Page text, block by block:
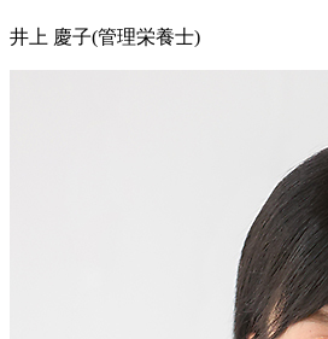
井上 慶子(管理栄養士)